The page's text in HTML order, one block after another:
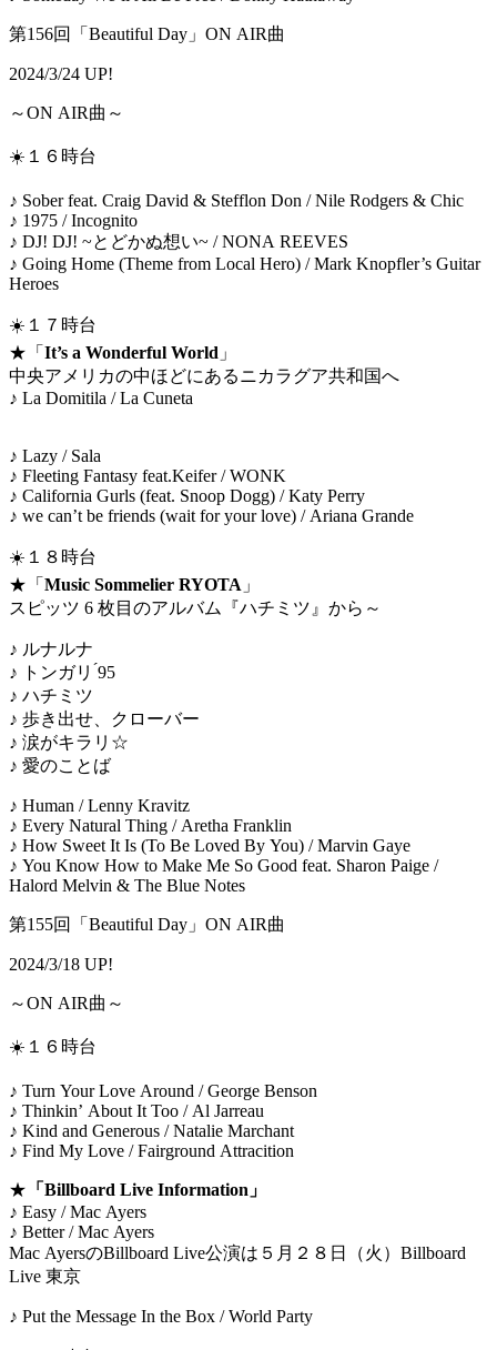
第156回「Beautiful Day」ON AIR曲
2024/3/24 UP!
～ON AIR曲～
☀️１６時台
♪ Sober feat. Craig David & Stefflon Don / Nile Rodgers & Chic
♪ 1975 / Incognito
♪ DJ! DJ! ~とどかぬ想い~ / NONA REEVES
♪ Going Home (Theme from Local Hero) / Mark Knopfler’s Guitar
Heroes
☀️１７時台
★「 It’s a Wonderful World 」
中央アメリカの中ほどにあるニカラグア共和国へ
♪ La Domitila / La Cuneta
♪ Lazy / Sala
♪ Fleeting Fantasy feat.Keifer / WONK
♪ California Gurls (feat. Snoop Dogg) / Katy Perry
♪ we can’t be friends (wait for your love) / Ariana Grande
☀️１８時台
★「 Music Sommelier RYOTA 」
スピッツ 6 枚目のアルバム『ハチミツ』から～
♪ ルナルナ
♪ トンガリ ́95
♪ ハチミツ
♪ 歩き出せ、クローバー
♪ 涙がキラリ☆
♪ 愛のことば
♪ Human / Lenny Kravitz
♪ Every Natural Thing / Aretha Franklin
♪ How Sweet It Is (To Be Loved By You) / Marvin Gaye
♪ You Know How to Make Me So Good feat. Sharon Paige /
Halord Melvin & The Blue Notes
第155回「Beautiful Day」ON AIR曲
2024/3/18 UP!
～ON AIR曲～
☀️１６時台
♪ Turn Your Love Around / George Benson
♪ Thinkin’ About It Too / Al Jarreau
♪ Kind and Generous / Natalie Marchant
♪ Find My Love / Fairground Attracition
★ 「Billboard Live Information」
♪ Easy / Mac Ayers
♪ Better / Mac Ayers
Mac AyersのBillboard Live公演は５月２８日（火）Billboard
Live 東京
♪ Put the Message In the Box / World Party